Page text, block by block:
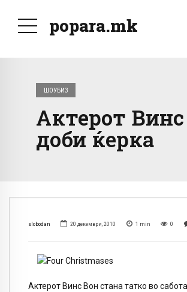
popara.mk
ШОУБИЗ
Актерот
доби ќерка
slobodan 20 декември, 2010 1 min 0
Актерот Винс Вон стана татко во